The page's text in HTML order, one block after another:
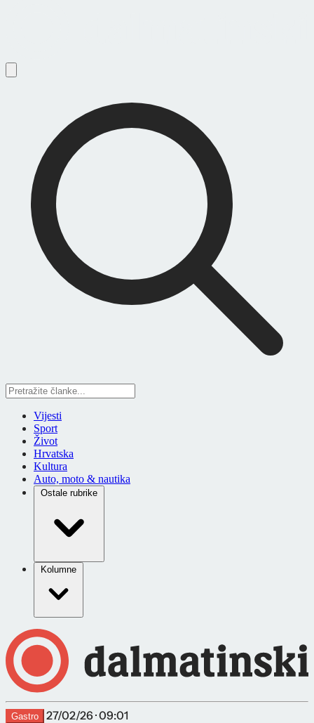
Vijesti
Sport
Život
Hrvatska
Kultura
Auto, moto & nautika
Ostale rubrike
Kolumne
Gastro 27/02/26 · 09:01